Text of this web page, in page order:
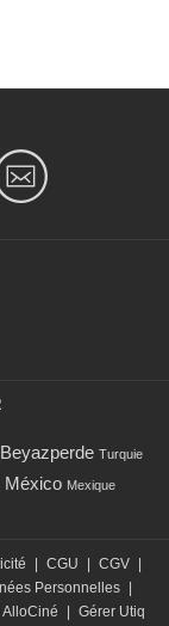
Beyazperde Turquie
México Mexique
| CGU | CGV |
Personnelles |
AlloCiné | Gérer Utiq